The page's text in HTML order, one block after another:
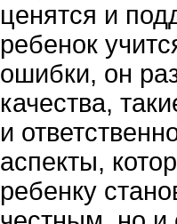
ценятся и
ребенок
ошибки, он
качества,
и
аспекты,
ребенку